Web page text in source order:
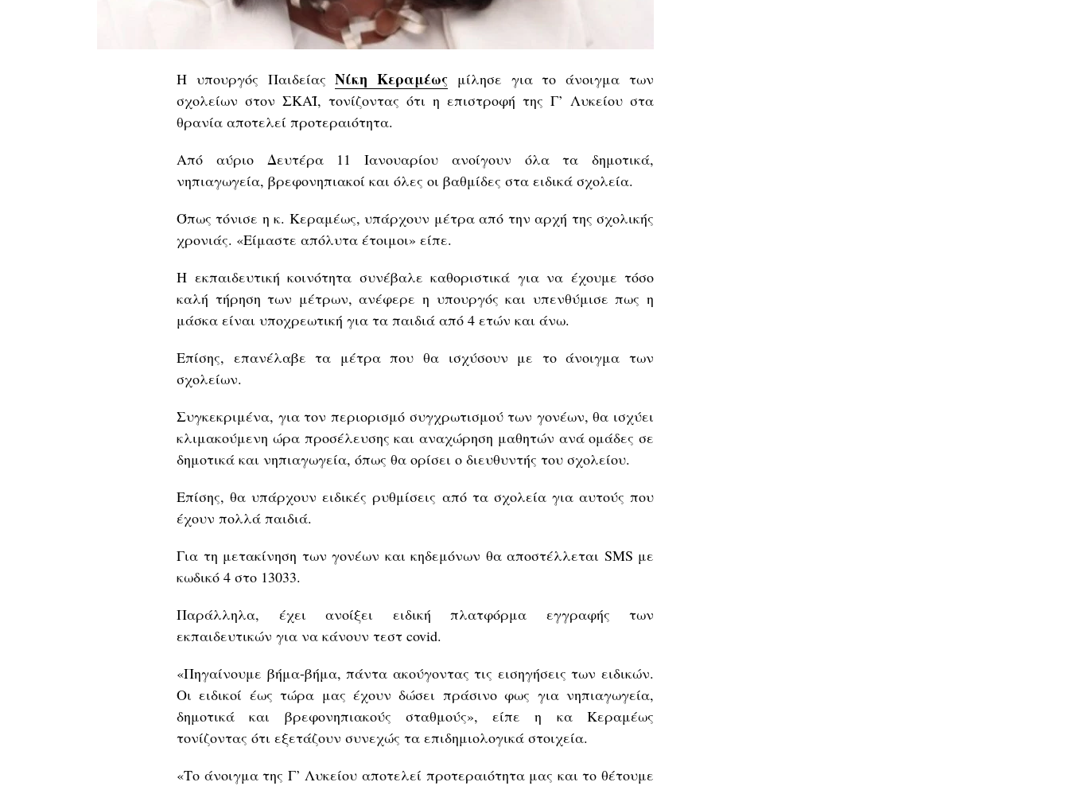
Η υπουργός ΠαιδείαςΝίκη Κεραμέως μίλησε για το άνοιγμα των
σχολείων στον ΣΚΑΪ, τονίζοντας ότι η επιστροφή της Γ’ Λυκείου στα
θρανία αποτελεί προτεραιότητα.
Από αύριο Δευτέρα 11 Ιανουαρίου ανοίγουν όλα τα δημοτικά,
νηπιαγωγεία, βρεφονηπιακοί και όλες οι βαθμίδες στα ειδικά σχολεία.
Όπως τόνισε η κ. Κεραμέως, υπάρχουν μέτρα από την αρχή της σχολικής
χρονιάς. «Είμαστε απόλυτα έτοιμοι» είπε.
Η εκπαιδευτική κοινότητα συνέβαλε καθοριστικά για να έχουμε τόσο
καλή τήρηση των μέτρων, ανέφερε η υπουργός και υπενθύμισε πως η
μάσκα είναι υποχρεωτική για τα παιδιά από 4 ετών και άνω.
Επίσης, επανέλαβε τα μέτρα που θα ισχύσουν με το άνοιγμα των
σχολείων.
Συγκεκριμένα, για τον περιορισμό συγχρωτισμού των γονέων, θα ισχύει
κλιμακούμενη ώρα προσέλευσης και αναχώρηση μαθητών ανά ομάδες σε
δημοτικά και νηπιαγωγεία, όπως θα ορίσει ο διευθυντής του σχολείου.
Επίσης, θα υπάρχουν ειδικές ρυθμίσεις από τα σχολεία για αυτούς που
έχουν πολλά παιδιά.
Για τη μετακίνηση των γονέων και κηδεμόνων θα αποστέλλεται SMS με
κωδικό 4 στο 13033.
Παράλληλα, έχει ανοίξει ειδική πλατφόρμα εγγραφής των
εκπαιδευτικών για να κάνουν τεστ covid.
«Πηγαίνουμε βήμα-βήμα, πάντα ακούγοντας τις εισηγήσεις των ειδικών.
Οι ειδικοί έως τώρα μας έχουν δώσει πράσινο φως για νηπιαγωγεία,
δημοτικά και βρεφονηπιακούς σταθμούς», είπε η κα Κεραμέως
τονίζοντας ότι εξετάζουν συνεχώς τα επιδημιολογικά στοιχεία.
«Το άνοιγμα της Γ’ Λυκείου αποτελεί προτεραιότητα μας και το θέτουμε